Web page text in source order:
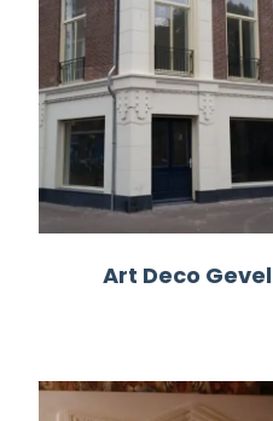
Art Deco Gevel